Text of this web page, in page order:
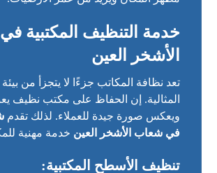
خدمة التنظيف المكتبية
الأشخر العين
تعد نظافة المكاتب جزءًا لا يتجزأ من
المثالية. إن الحفاظ على مكتب نظيف
ويعكس صورة جيدة للعملاء. لذلك تقدم
في شعاب الأشخر العين خدمة مهنية
تنظيف الأسطح المكتبية: